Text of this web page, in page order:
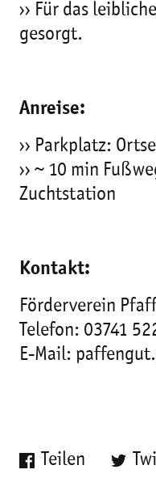
›› Für das
gesorgt.
Anreise:
›› Parkplatz:
›› ~ 10 min
Zuchtstation
Kontakt:
Förderverein
Telefon: 03741
E-Mail:
Teilen